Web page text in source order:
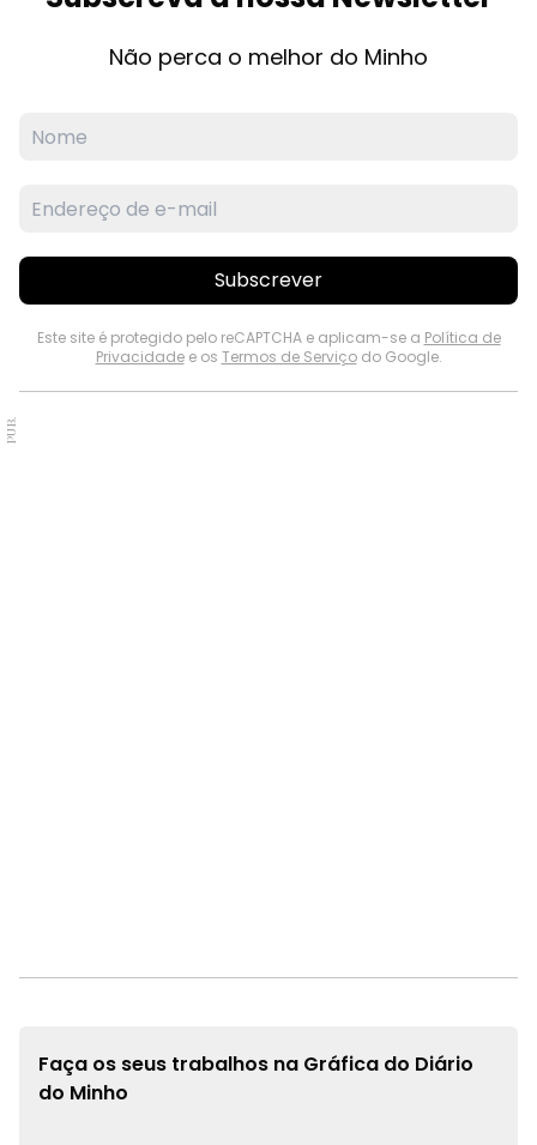
Não perca o melhor do Minho
Subscrever
Este site é protegido pelo reCAPTCHA e aplicam-se a Política de
Privacidadee os Termos de Serviçodo Google.
PUB.
Faça os seus trabalhos na Gráfica do Diário
do Minho